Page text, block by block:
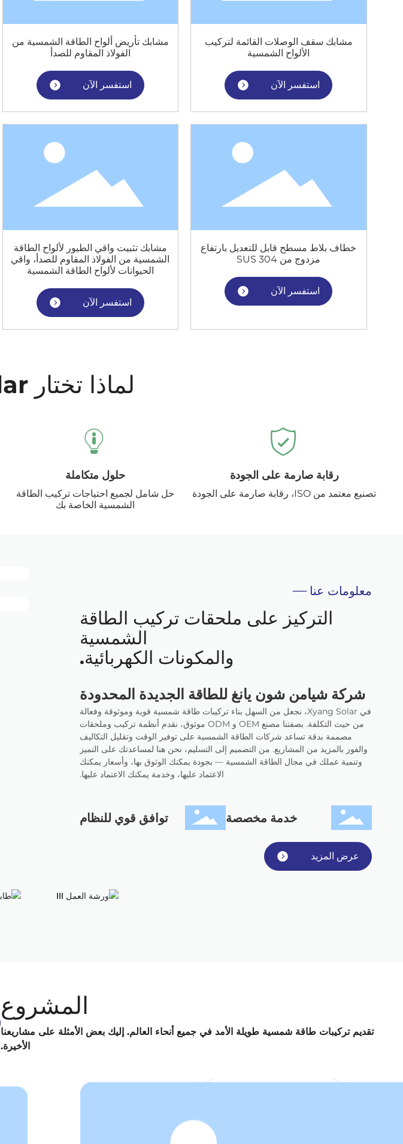
مشابك سقف الوصلات القائمة لتركيب
الألواح الشمسية
استفسر الآن
مشابك تأريض ألواح الطاقة الشمسية من
الفولاذ المقاوم للصدأ
استفسر الآن
خطاف بلاط مسطح قابل للتعديل بارتفاع
مزدوج من SUS 304
استفسر الآن
مشابك تثبيت واقي الطيور لألواح الطاقة
الشمسية من الفولاذ المقاوم للصدأ، واقي
الحيوانات لألواح الطاقة الشمسية
استفسر الآن
لماذا تختار Xyang Solar؟
رقابة صارمة على الجودة
تصنيع معتمد من ISO، رقابة صارمة على الجودة
حلول متكاملة
حل شامل لجميع احتياجات تركيب الطاقة
الشمسية الخاصة بك
معلومات عنا
التركيز على ملحقات تركيب الطاقة
الشمسية
والمكونات الكهربائية.
شركة شيامن شون يانغ للطاقة الجديدة المحدودة
في Xyang Solar، نجعل من السهل بناء تركيبات طاقة شمسية قوية وموثوقة وفعالة
من حيث التكلفة. بصفتنا مصنع OEM و ODM موثوق، نقدم أنظمة تركيب وملحقات
مصممة بدقة تساعد شركات الطاقة الشمسية على توفير الوقت وتقليل التكاليف
والفوز بالمزيد من المشاريع. من التصميم إلى التسليم، نحن هنا لمساعدتك على التميز
وتنمية عملك في مجال الطاقة الشمسية — بجودة يمكنك الوثوق بها، وأسعار يمكنك
الاعتماد عليها، وخدمة يمكنك الاعتماد عليها.
خدمة مخصصة توافق قوي للنظام
عرض المزيد
المشروع
تقديم تركيبات طاقة شمسية طويلة الأمد في جميع أنحاء العالم. إليك بعض الأمثلة على مشاريعنا
الأخيرة.